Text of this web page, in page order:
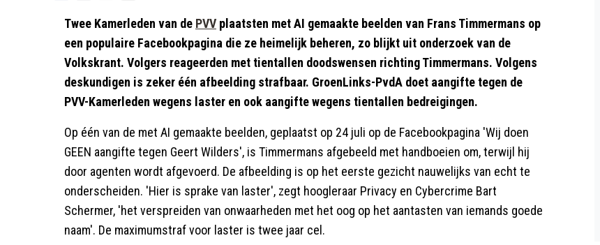
Twee Kamerleden van de PVV plaatsten met AI gemaakte beelden van Frans Timmermans op
een populaire Facebookpagina die ze heimelijk beheren, zo blijkt uit onderzoek van de
Volkskrant. Volgers reageerden met tientallen doodswensen richting Timmermans. Volgens
deskundigen is zeker één afbeelding strafbaar. GroenLinks-PvdA doet aangifte tegen de
PVV-Kamerleden wegens laster en ook aangifte wegens tientallen bedreigingen.
Op één van de met AI gemaakte beelden, geplaatst op 24 juli op de Facebookpagina 'Wij doen
GEEN aangifte tegen Geert Wilders', is Timmermans afgebeeld met handboeien om, terwijl hij
door agenten wordt afgevoerd. De afbeelding is op het eerste gezicht nauwelijks van echt te
onderscheiden. 'Hier is sprake van laster', zegt hoogleraar Privacy en Cybercrime Bart
Schermer, 'het verspreiden van onwaarheden met het oog op het aantasten van iemands goede
naam'. De maximumstraf voor laster is twee jaar cel.